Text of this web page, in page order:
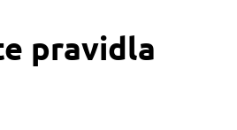
pravidla